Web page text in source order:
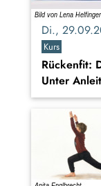
Di.,
Kurs
Rückenfit:
Unter